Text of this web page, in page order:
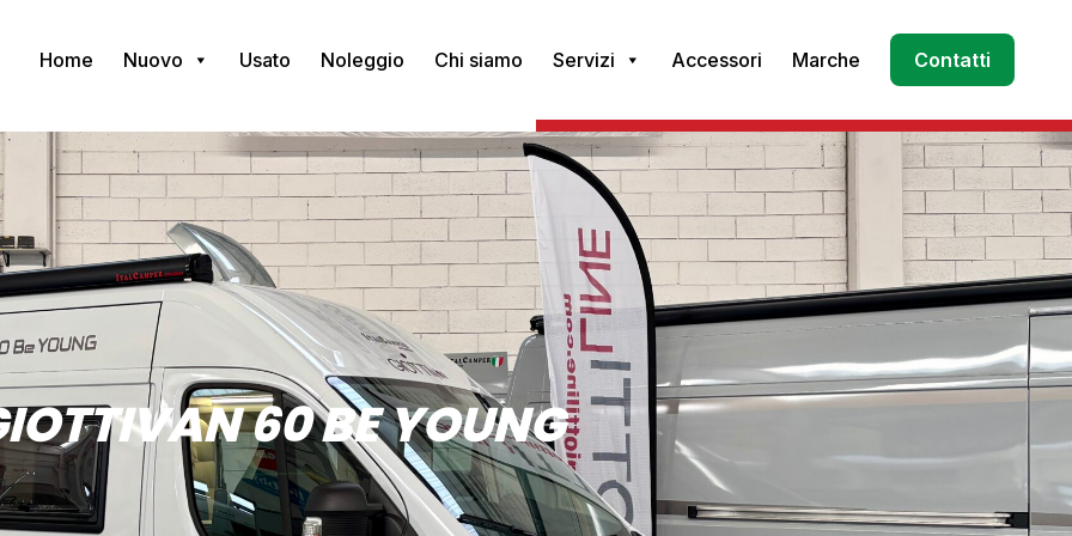
Home Nuovo Usato Noleggio Chi siamo Servizi Accessori Marche Contatti
60 BE YOUNG